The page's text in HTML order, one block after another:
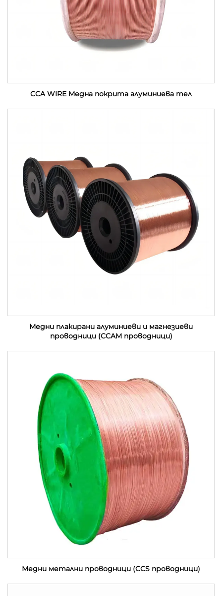
CCA WIRE Медна покрита алуминиева тел
Медни плакирани алуминиеви и магнезиеви
проводници (CCAM проводници)
Медни метални проводници (CCS проводници)